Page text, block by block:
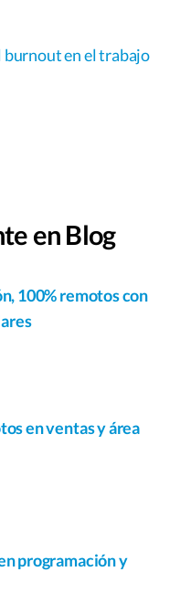
burnout en el trabajo
en Blog
100% remotos con
en ventas y área
programación y